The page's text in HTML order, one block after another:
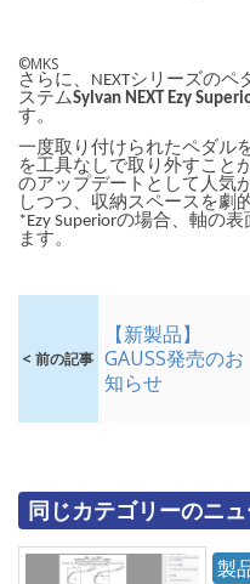
©MKS
さらに、NEXTシリーズの
ステムSylvan NEXT Ezy
す。
一度取り付けられたペダル
を工具なしで取り外すこと
のアップデートとして人気
しつつ、収納スペースを劇
*Ezy Superiorの場合、軸の
ます。
< 前の記事
【新製品】
GAUSS発売のお
知らせ
同じカテゴリーのニ
製